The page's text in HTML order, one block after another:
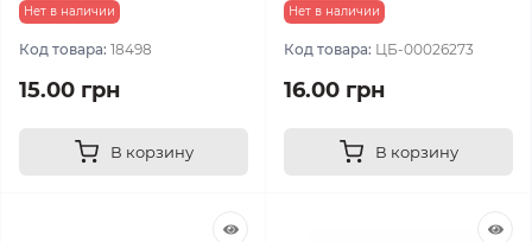
Нет в наличии
Код товара: 18498
15.00 грн
В корзину
Нет в наличии
Код товара: ЦБ-00026273
16.00 грн
В корзину